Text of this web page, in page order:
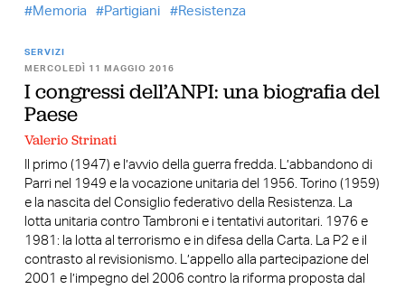
Memoria
Partigiani Resistenza
SERVIZI
MERCOLEDÌ 11 MAGGIO 2016
I congressi dell’ANPI: una biografia del
Paese
Valerio Strinati
Il primo (1947) e l’avvio della guerra fredda. L’abbandono di
Parri nel 1949 e la vocazione unitaria del 1956. Torino (1959)
e la nascita del Consiglio federativo della Resistenza. La
lotta unitaria contro Tambroni e i tentativi autoritari. 1976 e
1981: la lotta al terrorismo e in difesa della Carta. La P2 e il
contrasto al revisionismo. L’appello alla partecipazione del
2001 e l’impegno del 2006 contro la riforma proposta dal